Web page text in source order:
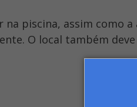
na piscina, assim como
O local também